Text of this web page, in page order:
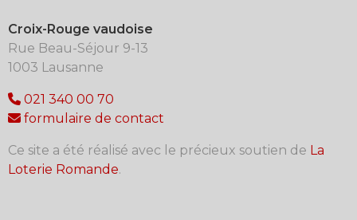
Croix-Rouge vaudoise
Rue Beau-Séjour 9-13
1003 Lausanne
021 340 00 70
formulaire de contact
Ce site a été réalisé avec le précieux soutien de La
Loterie Romande.